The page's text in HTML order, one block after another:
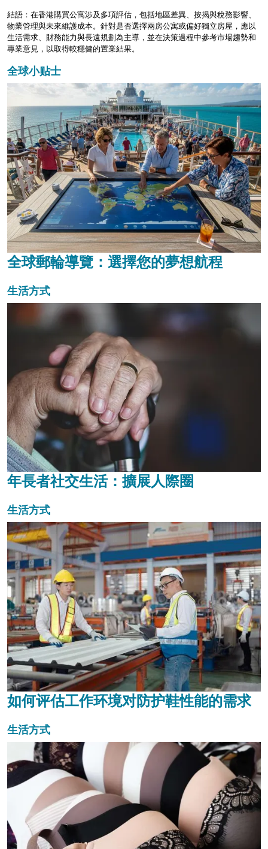
結語：在香港購買公寓涉及多項評估，包括地區差異、按揭與稅務影響、
物業管理與未來維護成本。針對是否選擇兩房公寓或偏好獨立房屋，應以
生活需求、財務能力與長遠規劃為主導，並在決策過程中參考市場趨勢和
專業意見，以取得較穩健的置業結果。
全球小贴士
全球郵輪導覽：選擇您的夢想航程
生活方式
年長者社交生活：擴展人際圈
生活方式
如何评估工作环境对防护鞋性能的需求
生活方式